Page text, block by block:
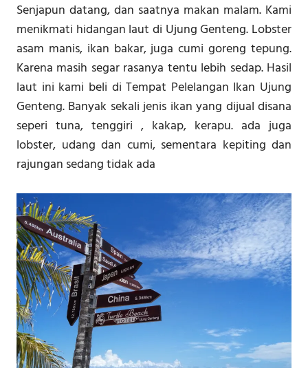
Senjapun datang, dan saatnya makan malam. Kami
menikmati hidangan laut di Ujung Genteng. Lobster
asam manis, ikan bakar, juga cumi goreng tepung.
Karena masih segar rasanya tentu lebih sedap. Hasil
laut ini kami beli di Tempat Pelelangan Ikan Ujung
Genteng. Banyak sekali jenis ikan yang dijual disana
seperi tuna, tenggiri , kakap, kerapu. ada juga
lobster, udang dan cumi, sementara kepiting dan
rajungan sedang tidak ada